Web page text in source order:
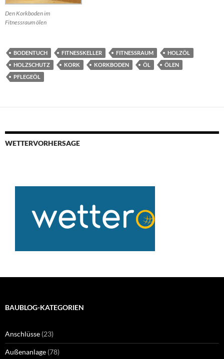
Den Korkboden im
Fitnessraum ölen
BODENTUCH FITNESSKELLER FITNESSRAUM
HOLZÖL
HOLZSCHUTZ
KORK KORKBODEN ÖL
ÖLEN
PFLEGEÖL
WETTERVORHERSAGE
BAUBLOG-KATEGORIEN
Anschlüsse (23)
Außenanlage (78)